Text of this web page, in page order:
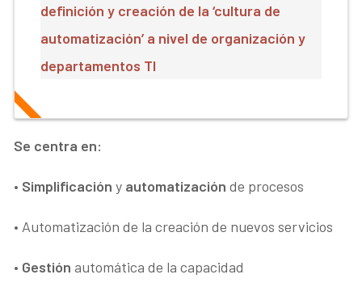
definición y creación de la ‘cultura de
automatización’ a nivel de organización y
departamentos TI
Se centra en:
• Simplificacióny automatizaciónde procesos
• Automatización de la creación de nuevos servicios
• Gestiónautomática de la capacidad